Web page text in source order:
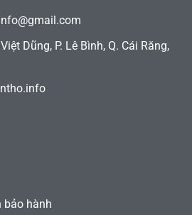
Dũng, P. Lê Bình, Q. Cái Răng,
bảo hành